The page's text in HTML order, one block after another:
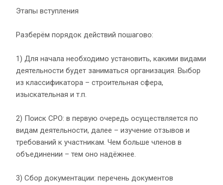
Этапы вступления
Разберём порядок действий пошагово:
1) Для начала необходимо установить, какими видами
деятельности будет заниматься организация. Выбор
из классификатора – строительная сфера,
изыскательная и т.п.
2) Поиск СРО: в первую очередь осуществляется по
видам деятельности, далее – изучение отзывов и
требований к участникам. Чем больше членов в
объединении – тем оно надёжнее.
3) Сбор документации: перечень документов